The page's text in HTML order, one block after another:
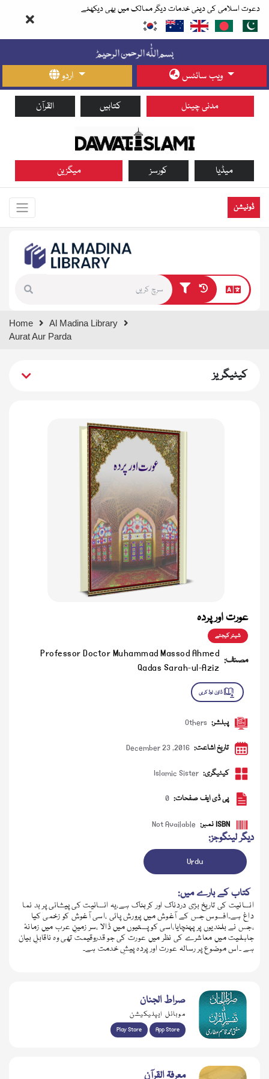
دعوت اسلامی کی دینی خدمات دیگر ممالک میں بھی دیکھئے
اردو ویب سائٹس
القرآن کتابیں مدنی چینل
میگزین کورسز میڈیا
ڈونیشن
results.
Home
Al Madina Library
Aurat Aur Parda
کیٹیگریز
عورت اور پردہ
شیئر کیجئے
مصنف:
Professor Doctor Muhammad Massod Ahmed
Qadas Sarah-ul-Aziz
پبلشر: Others
تاریخ اشاعت: December 23 ,2016
کیٹیگری: Islamic Sister
پی ڈی ایف صفحات: 0
ISBN نمبر: Not Available
دیگر لینگوجز:
Urdu
کتاب کے بارے میں:
انسانیت کی تاریخ بڑی دردناک اور کربناک ہے،یہ انسانیت کی پیشانی پر بد نما
داغ ہے۔افسوس جس کے آغوش میں پرورش پائی ،اسی آغوش کو زخمی کیا
،جس نے بلندیوں پر پہنچایا،اسی کو پستیوں میں ڈالا ،سر زمینِ عرب میں زمانۂ
جاہلیت میں معاشرے کی نظر میں عورت کی جو قدروقیمت تھی وہ ناقابلِ بیان
ہے ۔اس موضوع پر رسالہ عورت اور پردہ پیشِ خدمت ہے۔
صراط الجنان
موبائل ایپلیکیشن
Play Store App Store
معرفۃ القرآن